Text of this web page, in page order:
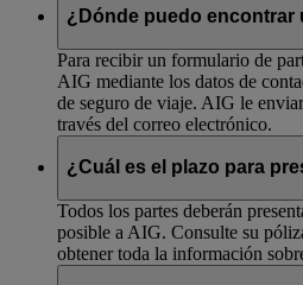
¿Dónde puedo encontrar
Para recibir un formulario de
AIG mediante los datos de
de seguro de viaje. AIG le
través del correo electrónico.
¿Cuál es el plazo para
Todos los partes deberán
posible a AIG. Consulte su
obtener toda la información